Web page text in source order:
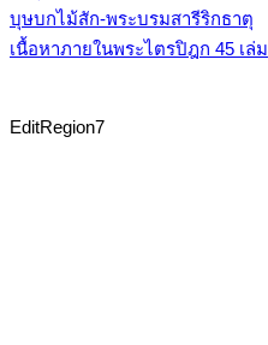
บุษบกไม้สัก-พระบรมสารีริกธาตุ
เนื้อหาภายในพระไตรปิฎก 45 เล่ม
EditRegion7